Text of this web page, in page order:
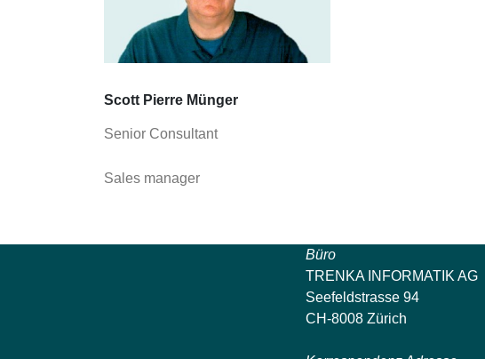
Scott Pierre Münger
Senior Consultant
Sales manager
Büro
TRENKA INFORMATIK AG
Seefeldstrasse 94
CH-8008 Zürich